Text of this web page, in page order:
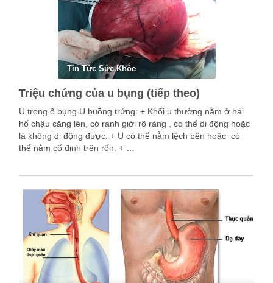
Tin Tức Sức Khỏe
Triệu chứng của u bụng (tiếp theo)
U trong ổ bụng U buồng trứng: + Khối u thường nằm ở hai
hố chậu căng lên, có ranh giới rõ ràng , có thể di động hoặc
là không di động được. + U có thể nằm lệch bên hoặc có
thể nằm cố định trên rốn. + …